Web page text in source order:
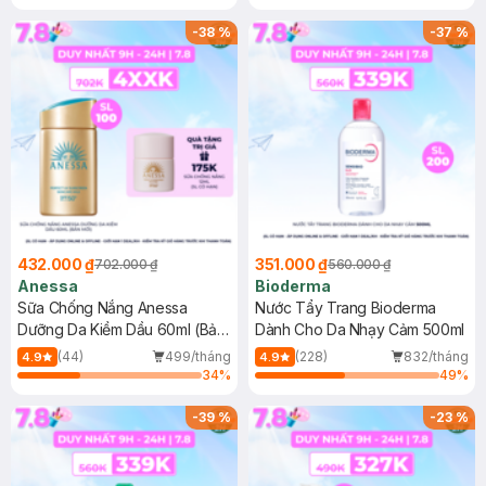
SPF 50+ 20ml (SL Có Hạn)
(SL có hạn)
-38%
432.000 ₫702.000 ₫
Anessa
Sữa Chống Nắng Anessa
Dưỡng Da Kiềm Dầu 60ml (Bản
Mới)
4.9 (44)
499/tháng
34%
-37%
351.000 ₫560.000 ₫
Bioderma
Nước Tẩy Trang Bioderma
Dành Cho Da Nhạy Cảm 500ml
4.9 (228)
832/tháng
49%
-39% -23%